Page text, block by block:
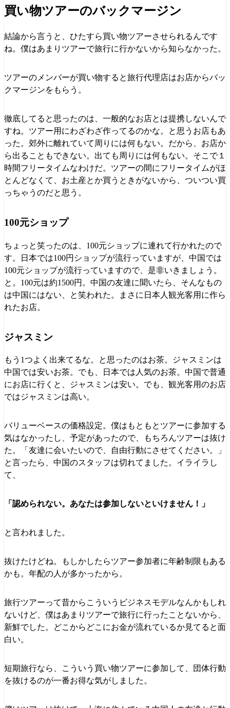
買い物ツアーのバックマージン
結論から言うと、ひたすら買い物ツアーさせられるんです
ね。僕はあまりツアーで旅行に行かないから知らなかった。
ツアーのメンバーが買い物すると旅行代理店はお店からバッ
クマージンをもらう。
徹底してると思ったのは、一般的なお店とは提携しないんで
すね。ツアー用にわざわざ作ってるのかな。と思うお店もあ
った。郊外に離れていて周りには何もない。だから、お店か
ら出ることもできない。出ても周りには何もない。そこで１
時間フリータイムなわけだ。ツアーの間にフリータイムがほ
とんどなくて、お土産とか買うときがないから、ついつい買
っちゃうのだと思う。
100元ショップ
ちょっと笑ったのは、100元ショップに連れて行かれたので
す。日本では100円ショップが流行っていますが、中国では
100元ショップが流行っていますので、是非いきましょう。
と。100元は約1500円。中国の友達に聞いたら、そんなもの
は中国にはない、と笑われた。まさに日本人観光客用に作ら
れたお店。
ジャスミン
もう1つよく出来てるな。と思ったのはお茶。ジャスミンは
中国では安いお茶。でも、日本では人気のお茶。中国で普通
にお店に行くと、ジャスミンは安い。でも、観光客用のお店
ではジャスミンは高い。
バリューベースの価格設定。僕はもともとツアーに参加する
気はなかったし、予定があったので、もちろんツアーは抜け
た。「友達に会いたいので、自由行動にさせてください。」
と言ったら、中国のスタッフは切れてました。イライラし
て、
「認められない。あなたは参加しないといけません！」
と言われました。
抜けたけどね。もしかしたらツアー参加者に年齢制限もある
かも。年配の人が多かったから。
旅行ツアーって昔からこういうビジネスモデルなんかもしれ
ないけど、僕はあまりツアーで旅行に行ったことないから、
新鮮でした。どこからどこにお金が流れているか見てると面
白い。
短期旅行なら、こういう買い物ツアーに参加して、団体行動
を抜けるのが一番お得な気がしました。